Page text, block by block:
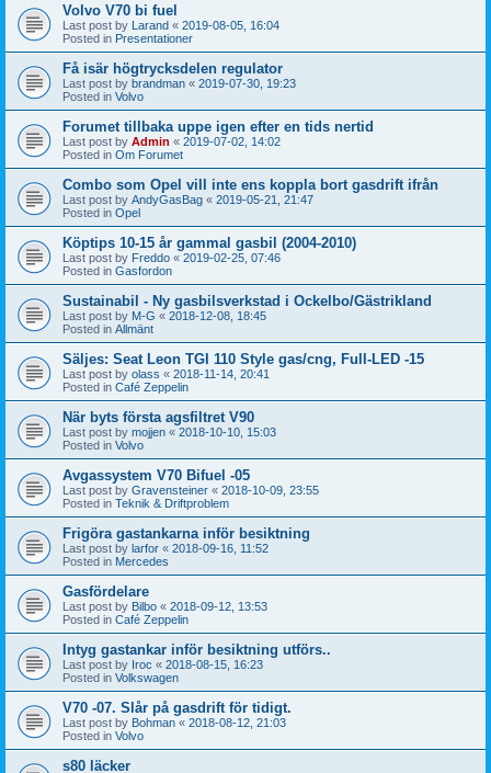
Volvo V70 bi fuel
Last post by Larand « 2019-08-05, 16:04
Posted in Presentationer
Få isär högtrycksdelen regulator
Last post by brandman « 2019-07-30, 19:23
Posted in Volvo
Forumet tillbaka uppe igen efter en tids nertid
Last post by Admin « 2019-07-02, 14:02
Posted in Om Forumet
Combo som Opel vill inte ens koppla bort gasdrift ifrån
Last post by AndyGasBag « 2019-05-21, 21:47
Posted in Opel
Köptips 10-15 år gammal gasbil (2004-2010)
Last post by Freddo « 2019-02-25, 07:46
Posted in Gasfordon
Sustainabil - Ny gasbilsverkstad i Ockelbo/Gästrikland
Last post by M-G « 2018-12-08, 18:45
Posted in Allmänt
Säljes: Seat Leon TGI 110 Style gas/cng, Full-LED -15
Last post by olass « 2018-11-14, 20:41
Posted in Café Zeppelin
När byts första agsfiltret V90
Last post by mojjen « 2018-10-10, 15:03
Posted in Volvo
Avgassystem V70 Bifuel -05
Last post by Gravensteiner « 2018-10-09, 23:55
Posted in Teknik & Driftproblem
Frigöra gastankarna inför besiktning
Last post by larfor « 2018-09-16, 11:52
Posted in Mercedes
Gasfördelare
Last post by Bilbo « 2018-09-12, 13:53
Posted in Café Zeppelin
Intyg gastankar inför besiktning utförs..
Last post by Iroc « 2018-08-15, 16:23
Posted in Volkswagen
V70 -07. Slår på gasdrift för tidigt.
Last post by Bohman « 2018-08-12, 21:03
Posted in Volvo
s80 läcker